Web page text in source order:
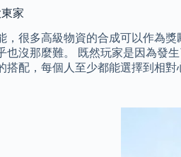
家
，很多高級物資的合成可以作為
也沒那麼難。 既然玩家是因為發
配，每個人至少都能選擇到相